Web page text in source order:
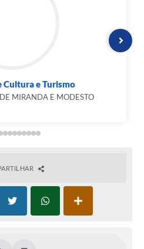
Cultura e Turismo
MIRANDA E MODESTO